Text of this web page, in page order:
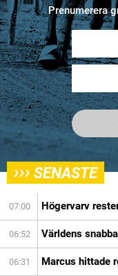
Prenumerera
››› SENASTE
07:00 Högervarv
06:52 Världens
06:31 Marcus hittade